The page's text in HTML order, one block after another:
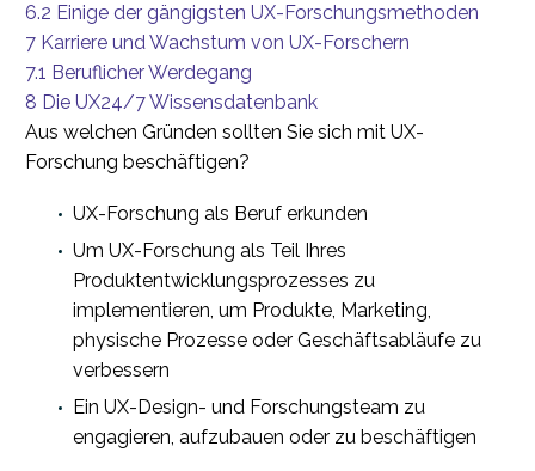
6.2 Einige der gängigsten UX-Forschungsmethoden
7 Karriere und Wachstum von UX-Forschern
7.1 Beruflicher Werdegang
8 Die UX24/7 Wissensdatenbank
Aus welchen Gründen sollten Sie sich mit UX-
Forschung beschäftigen?
UX-Forschung als Beruf erkunden
Um UX-Forschung als Teil Ihres
Produktentwicklungsprozesses zu
implementieren, um Produkte, Marketing,
physische Prozesse oder Geschäftsabläufe zu
verbessern
Ein UX-Design- und Forschungsteam zu
engagieren, aufzubauen oder zu beschäftigen